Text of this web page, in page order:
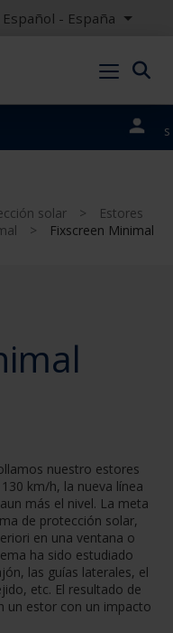
Español - España
portales
solar >
Estores
>
Fixscreen Minimal
nuestro estores
km/h, la nueva línea
más el nivel. La meta
de protección solar,
en una ventana o
ha sido estudiado
las guías laterales, el
etc. El resultado de
un estor con un impacto